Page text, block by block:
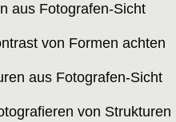
aus Fotografen-Sicht
von Formen achten
aus Fotografen-Sicht
von Strukturen